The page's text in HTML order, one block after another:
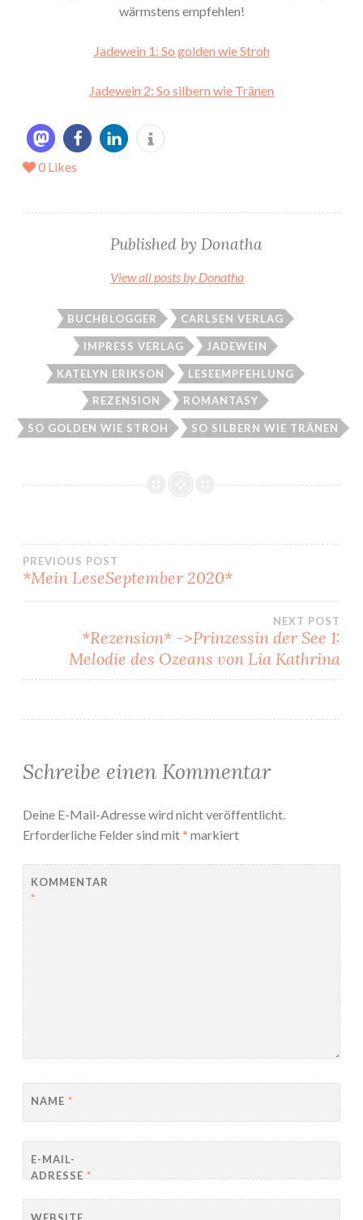
wärmstens empfehlen!
Jadewein 1: So golden wie Stroh
Jadewein 2: So silbern wie Tränen
0 Likes
Published by Donatha
View all posts by Donatha
BUCHBLOGGER CARLSEN VERLAG
IMPRESS VERLAG JADEWEIN
KATELYN ERIKSON LESEEMPFEHLUNG
REZENSION ROMANTASY
SO GOLDEN WIE STROH SO SILBERN WIE TRÄNEN
Beitragsnavigation
PREVIOUS POST
*Mein LeseSeptember 2020*
NEXT POST
*Rezension* ->Prinzessin der See 1:
Melodie des Ozeans von Lia Kathrina
Schreibe einen Kommentar
Deine E-Mail-Adresse wird nicht veröffentlicht.
Erforderliche Felder sind mit* markiert
KOMMENTAR
*
NAME *
E-MAIL-
ADRESSE *